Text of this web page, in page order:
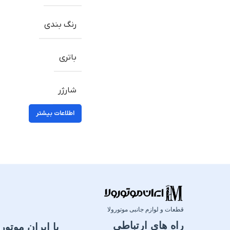
رنگ بندی
باتری
شارژر
اطلاعات بیشتر
قطعات و لوازم جانبی موتورولا
راه های ارتباطی با ایران